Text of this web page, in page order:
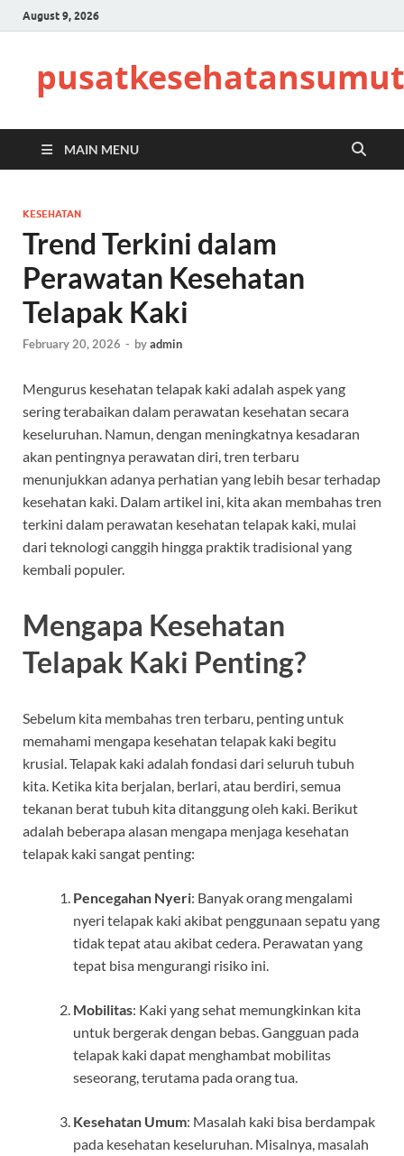
August 9, 2026
MAIN MENU
KESEHATAN
Trend Terkini dalam
Perawatan Kesehatan
Telapak Kaki
February 20, 2026 - byadmin
Mengurus kesehatan telapak kaki adalah aspek yang
sering terabaikan dalam perawatan kesehatan secara
keseluruhan. Namun, dengan meningkatnya kesadaran
akan pentingnya perawatan diri, tren terbaru
menunjukkan adanya perhatian yang lebih besar terhadap
kesehatan kaki. Dalam artikel ini, kita akan membahas tren
terkini dalam perawatan kesehatan telapak kaki, mulai
dari teknologi canggih hingga praktik tradisional yang
kembali populer.
Mengapa Kesehatan
Telapak Kaki Penting?
Sebelum kita membahas tren terbaru, penting untuk
memahami mengapa kesehatan telapak kaki begitu
krusial. Telapak kaki adalah fondasi dari seluruh tubuh
kita. Ketika kita berjalan, berlari, atau berdiri, semua
tekanan berat tubuh kita ditanggung oleh kaki. Berikut
adalah beberapa alasan mengapa menjaga kesehatan
telapak kaki sangat penting:
Pencegahan Nyeri: Banyak orang mengalami
nyeri telapak kaki akibat penggunaan sepatu yang
tidak tepat atau akibat cedera. Perawatan yang
tepat bisa mengurangi risiko ini.
Mobilitas: Kaki yang sehat memungkinkan kita
untuk bergerak dengan bebas. Gangguan pada
telapak kaki dapat menghambat mobilitas
seseorang, terutama pada orang tua.
Kesehatan Umum: Masalah kaki bisa berdampak
pada kesehatan keseluruhan. Misalnya, masalah